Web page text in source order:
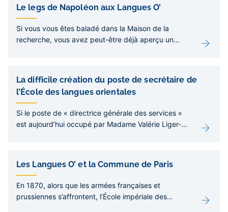
Le legs de Napoléon aux Langues O’
Si vous vous êtes baladé dans la Maison de la
recherche, vous avez peut-être déjà aperçu un
La difficile création du poste de secrétaire de
l’École des langues orientales
Si le poste de « directrice générale des services »
est aujourd’hui occupé par Madame Valérie Liger-
Les Langues O’ et la Commune de Paris
En 1870, alors que les armées françaises et
prussiennes s’affrontent, l’École impériale des